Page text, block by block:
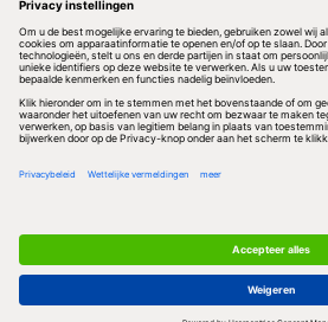
Volg ons
Redactionele partner
Algemene Voorwaarden & Copyrights